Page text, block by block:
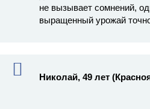
не вызывает сомнений,
выращенный урожай
Николай, 49 лет